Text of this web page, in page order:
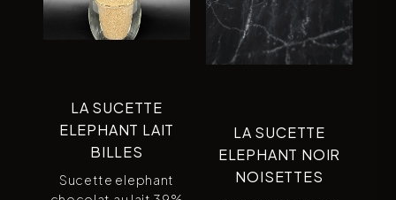
LA SUCETTE
ELEPHANT LAIT
BILLES
Sucette elephant
LA SUCETTE
ELEPHANT NOIR
NOISETTES